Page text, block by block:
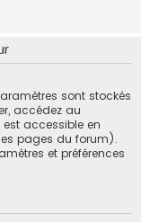
sont stockés
accédez au
accessible en
pages du forum).
et préférences